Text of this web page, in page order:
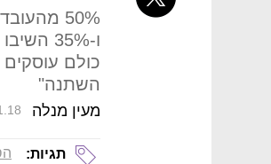
ו-
כולם
השתנה"
מעין מנלה
תגיות: